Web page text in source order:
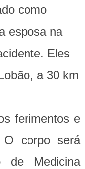
como
esposa na
Eles
a 30 km
ferimentos e
O corpo será
de Medicina